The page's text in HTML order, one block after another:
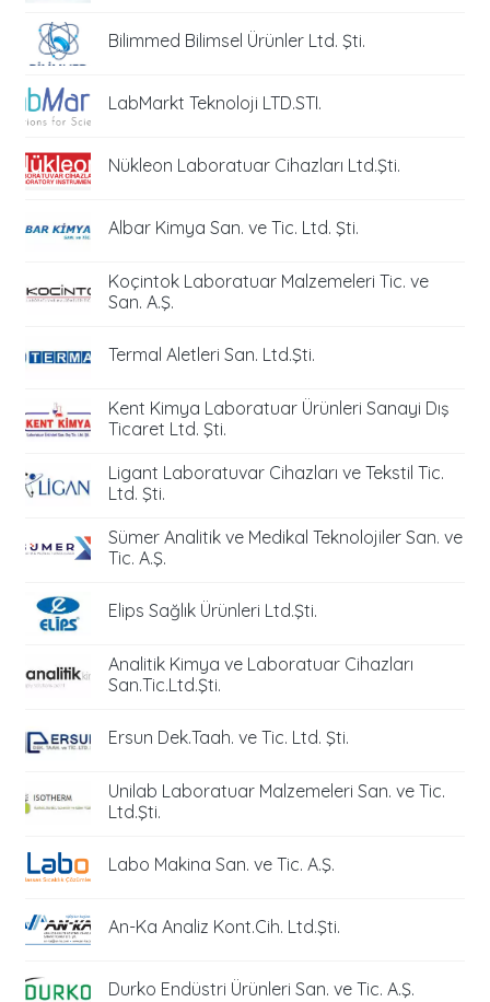
Bilimmed Bilimsel Ürünler Ltd. Şti.
LabMarkt Teknoloji LTD.STI.
Nükleon Laboratuar Cihazları Ltd.Şti.
Albar Kimya San. ve Tic. Ltd. Şti.
Koçintok Laboratuar Malzemeleri Tic. ve
San. A.Ş.
Termal Aletleri San. Ltd.Şti.
Kent Kimya Laboratuar Ürünleri Sanayi Dış
Ticaret Ltd. Şti.
Ligant Laboratuvar Cihazları ve Tekstil Tic.
Ltd. Şti.
Sümer Analitik ve Medikal Teknolojiler San. ve
Tic. A.Ş.
Elips Sağlık Ürünleri Ltd.Şti.
Analitik Kimya ve Laboratuar Cihazları
San.Tic.Ltd.Şti.
Ersun Dek.Taah. ve Tic. Ltd. Şti.
Unilab Laboratuar Malzemeleri San. ve Tic.
Ltd.Şti.
Labo Makina San. ve Tic. A.Ş.
An-Ka Analiz Kont.Cih. Ltd.Şti.
Durko Endüstri Ürünleri San. ve Tic. A.Ş.